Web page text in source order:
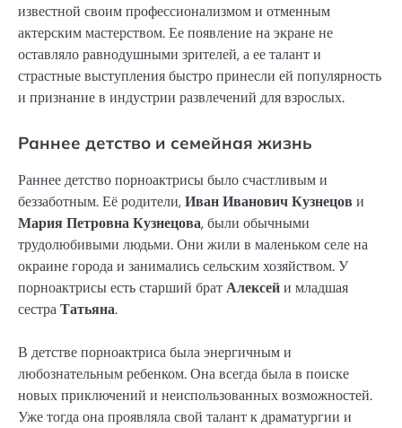
известной своим профессионализмом и отменным
актерским мастерством. Ее появление на экране не
оставляло равнодушными зрителей, а ее талант и
страстные выступления быстро принесли ей популярность
и признание в индустрии развлечений для взрослых.
Раннее детство и семейная жизнь
Раннее детство порноактрисы было счастливым и
беззаботным. Её родители,Иван Иванович Кузнецов и
Мария Петровна Кузнецова, были обычными
трудолюбивыми людьми. Они жили в маленьком селе на
окраине города и занимались сельским хозяйством. У
порноактрисы есть старший братАлексейи младшая
сестраТатьяна.
В детстве порноактриса была энергичным и
любознательным ребенком. Она всегда была в поиске
новых приключений и неиспользованных возможностей.
Уже тогда она проявляла свой талант к драматургии и